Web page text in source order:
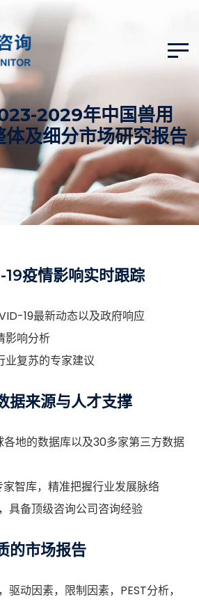
2029年中国兽用
及细分市场研究报告
疫情影响实时跟踪
19最新动态以及政府响应
影响分析
业复苏的专家建议
据来源与人才支撑
各地的数据库以及30多家第三方数据
智库，精准把握行业发展脉络
具备顶级咨询公司咨询经验
的市场报告
驱动因素，限制因素，PEST分析，